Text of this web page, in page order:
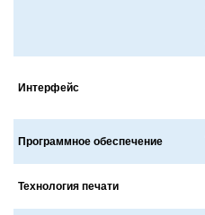
Интерфейс
Программное обеспечение
Технология печати